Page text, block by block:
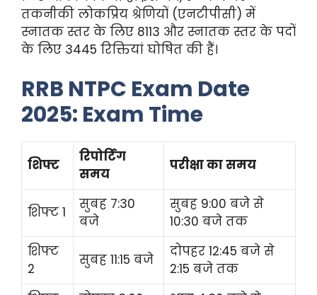
तकनीकी लोकप्रिय श्रेणियों (एनटीपीसी) में
स्नातक स्तर के लिए 8113 और स्नातक स्तर के पदों
के लिए 3445 रिक्तियां घोषित की हैं।
RRB NTPC Exam Date
2025: Exam Time
शिफ्ट
रिपोर्टिंग
समय
परीक्षा का समय
शिफ्ट 1
सुबह 7:30
बजे
सुबह 9:00 बजे से
10:30 बजे तक
शिफ्ट
2
सुबह 11:15 बजे
दोपहर 12:45 बजे से
2:15 बजे तक